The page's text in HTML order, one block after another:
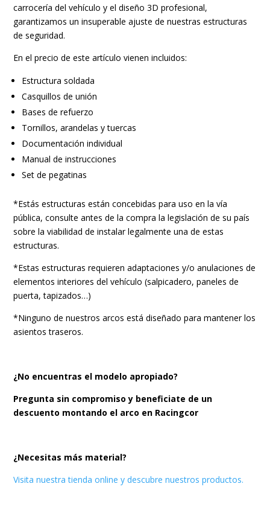
carrocería del vehículo y el diseño 3D profesional,
garantizamos un insuperable ajuste de nuestras estructuras
de seguridad.
En el precio de este artículo vienen incluidos:
Estructura soldada
Casquillos de unión
Bases de refuerzo
Tornillos, arandelas y tuercas
Documentación individual
Manual de instrucciones
Set de pegatinas
*Estás estructuras están concebidas para uso en la vía
pública, consulte antes de la compra la legislación de su país
sobre la viabilidad de instalar legalmente una de estas
estructuras.
*Estas estructuras requieren adaptaciones y/o anulaciones de
elementos interiores del vehículo (salpicadero, paneles de
puerta, tapizados…)
*Ninguno de nuestros arcos está diseñado para mantener los
asientos traseros.
¿No encuentras el modelo apropiado?
Pregunta sin compromiso y beneficiate de un
descuento montando el arco en Racingcor
¿Necesitas más material?
Visita nuestra tienda online y descubre nuestros productos.